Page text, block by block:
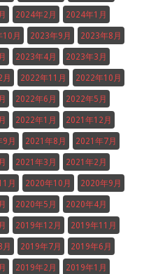
2024年2月 2024年1月
10月 2023年9月 2023年8月
2023年4月 2023年3月
2022年11月 2022年10月
2022年6月 2022年5月
2022年1月 2021年12月
月 2021年8月 2021年7月
2021年3月 2021年2月
月 2020年10月 2020年9月
2020年5月 2020年4月
2019年12月 2019年11月
2019年7月 2019年6月
2019年2月 2019年1月